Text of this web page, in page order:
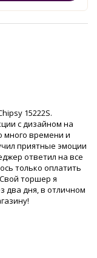
15222S.
с дизайном на
много времени и
приятные эмоции
ответил на все
только оплатить
торшер я
два дня, в отличном